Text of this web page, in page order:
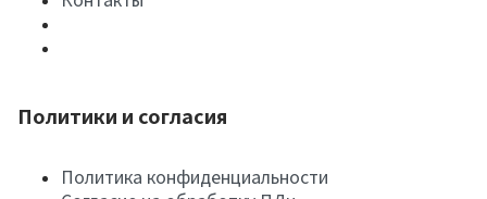
Политики и согласия
Политика конфиденциальности